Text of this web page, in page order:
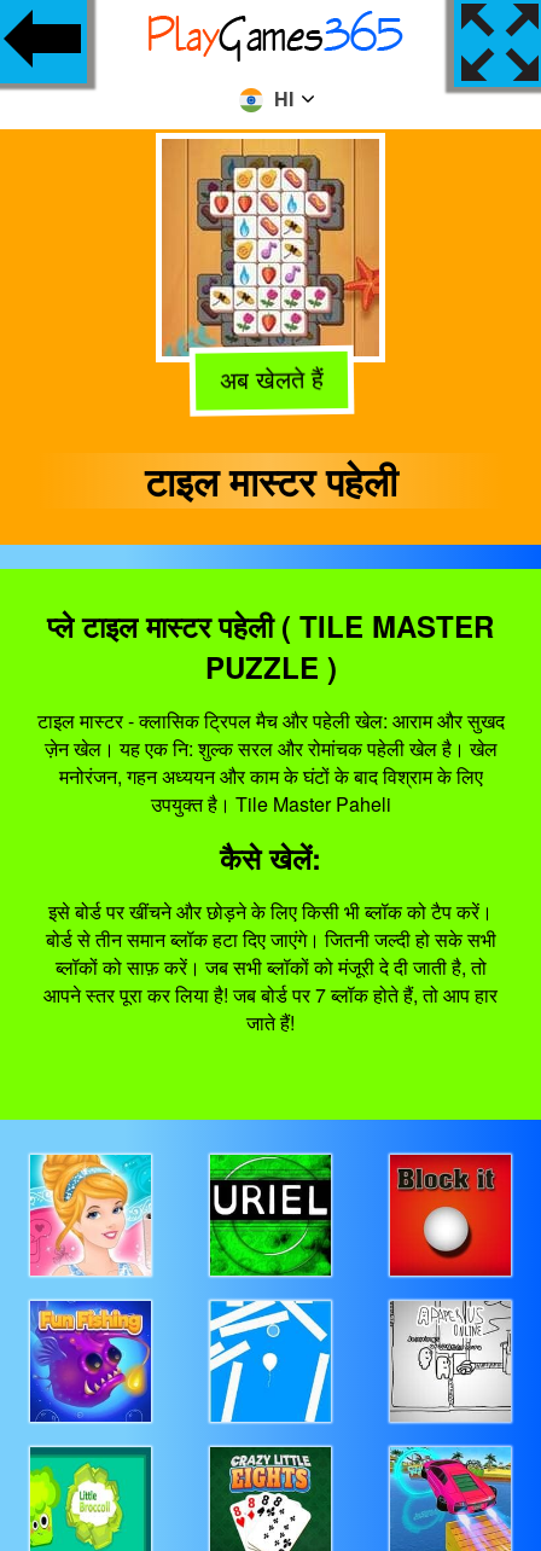
HI
अब खेलते हैं
टाइल मास्टर पहेली
प्ले टाइल मास्टर पहेली ( TILE MASTER
PUZZLE )
टाइल मास्टर - क्लासिक ट्रिपल मैच और पहेली खेल: आराम और सुखद
ज़ेन खेल। यह एक नि: शुल्क सरल और रोमांचक पहेली खेल है। खेल
मनोरंजन, गहन अध्ययन और काम के घंटों के बाद विश्राम के लिए
उपयुक्त है। Tile Master Paheli
कैसे खेलें:
इसे बोर्ड पर खींचने और छोड़ने के लिए किसी भी ब्लॉक को टैप करें।
बोर्ड से तीन समान ब्लॉक हटा दिए जाएंगे। जितनी जल्दी हो सके सभी
ब्लॉकों को साफ़ करें। जब सभी ब्लॉकों को मंजूरी दे दी जाती है, तो
आपने स्तर पूरा कर लिया है! जब बोर्ड पर 7 ब्लॉक होते हैं, तो आप हार
जाते हैं!